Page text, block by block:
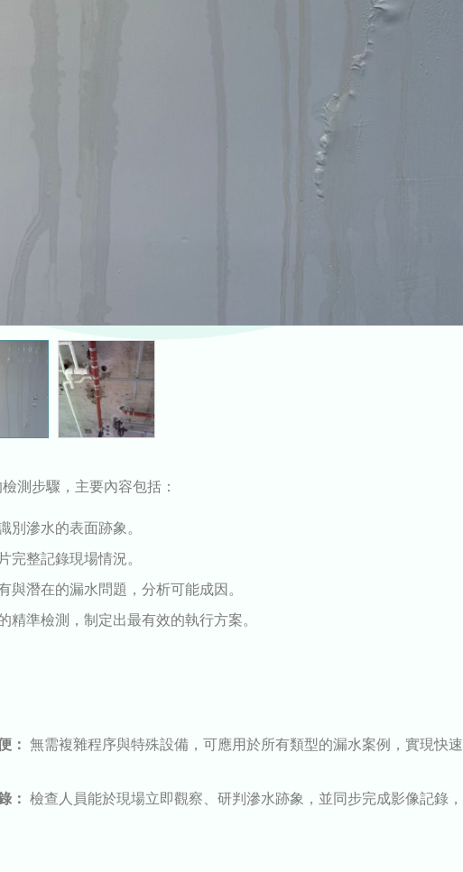
測步驟，主要內容包括：
別滲水的表面跡象。
完整記錄現場情況。
與潛在的漏水問題，分析可能成因。
精準檢測，制定出最有效的執行方案。
： 無需複雜程序與特殊設備，可應用於所有類型的漏水案例，實現快速
： 檢查人員能於現場立即觀察、研判滲水跡象，並同步完成影像記錄，